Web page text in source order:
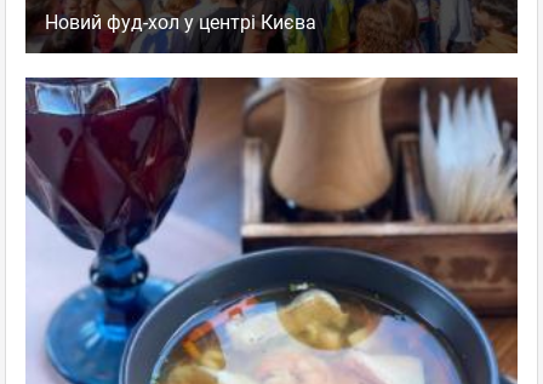
Новий фуд-хол у центрі Києва